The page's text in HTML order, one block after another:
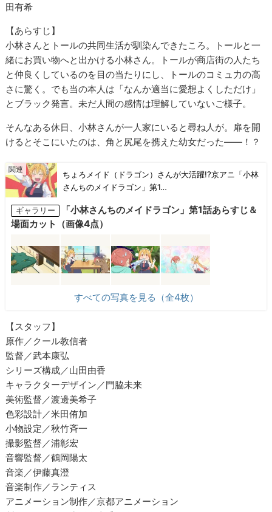
田有希
【あらすじ】
小林さんとトールの共同生活が馴染んできたころ。トールと一
緒にお買い物へと出かける小林さん。トールが商店街の人たち
と仲良くしているのを目の当たりにし、トールのコミュ力の高
さに驚く。でも当の本人は「なんか適当に愛想よくしただけ」
とブラック発言。未だ人間の感情は理解していないご様子。
そんなある休日、小林さんが一人家にいると尋ね人が。扉を開
けるとそこにいたのは、角と尻尾を携えた幼女だった――！？
ちょろメイド（ドラゴン）さんが大活躍!?京アニ「小林
さんちのメイドラゴン」第1…
ギャラリー
「小林さんちのメイドラゴン」第1話あらすじ＆
場面カット（画像4点）
すべての写真を見る（全4枚）
【スタッフ】
原作／クール教信者
監督／武本康弘
シリーズ構成／山田由香
キャラクターデザイン／門脇未来
美術監督／渡邊美希子
色彩設計／米田侑加
小物設定／秋竹斉一
撮影監督／浦彰宏
音響監督／鶴岡陽太
音楽／伊藤真澄
音楽制作／ランティス
アニメーション制作／京都アニメーション